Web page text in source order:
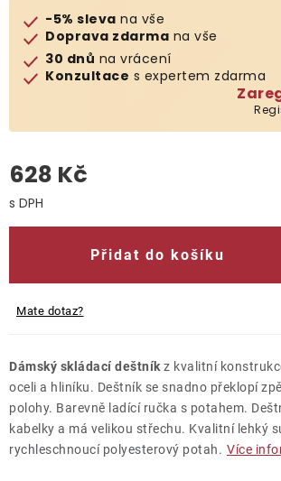
Klub výhod
-5% sleva na vše
Doprava zdarma na vše
30 dnů na vrácení
Konzultace s expertem zdarma
628 Kč
Přidat do košíku
Mate dotaz?
Dámský skládací deštník z kvalitní
oceli a hliníku. Deštník se snadno překlopí
polohy. Barevně ladící ručka s potahem.
kabelky a má velikou střechu. Kvalitní lehký
rychleschnoucí polyesterový potah. Více